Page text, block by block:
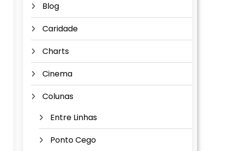
Blog
Caridade
Charts
Cinema
Colunas
Entre Linhas
Ponto Cego